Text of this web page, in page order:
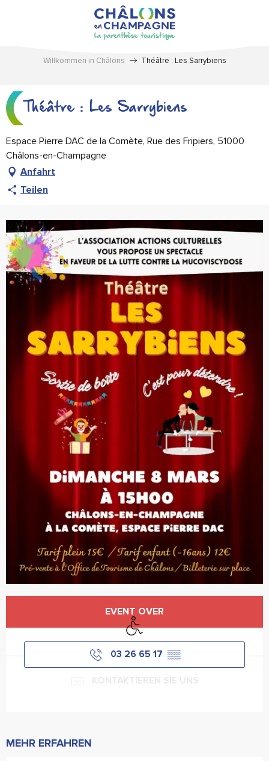
Willkommen in Châlons Théâtre : Les Sarrybiens
Théâtre : Les Sarrybiens
Espace Pierre DAC de la Comète, Rue des Fripiers, 51000
Châlons-en-Champagne
Anfahrt
Teilen
EVENT OVER
Zugang für Behinderte
03 26 65 17 ▒▒
MEHR ERFAHREN